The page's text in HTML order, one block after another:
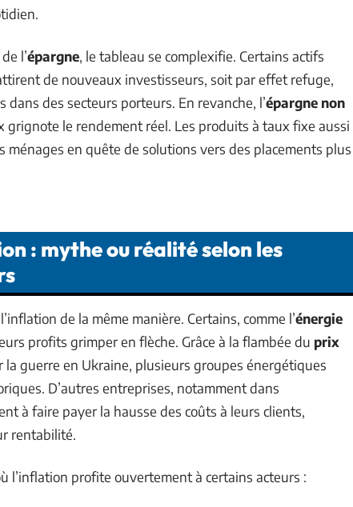
l’épargne, le tableau se complexifie. Certains actifs
de nouveaux investisseurs, soit par effet refuge,
des secteurs porteurs. En revanche, l’épargne non
grignote le rendement réel. Les produits à taux fixe aussi
en quête de solutions vers des placements plus
: mythe ou réalité selon les
de la même manière. Certains, comme l’énergie
profits grimper en flèche. Grâce à la flambée du prix
la guerre en Ukraine, plusieurs groupes énergétiques
D’autres entreprises, notamment dans
à faire payer la hausse des coûts à leurs clients,
rentabilité.
l’inflation profite ouvertement à certains acteurs :